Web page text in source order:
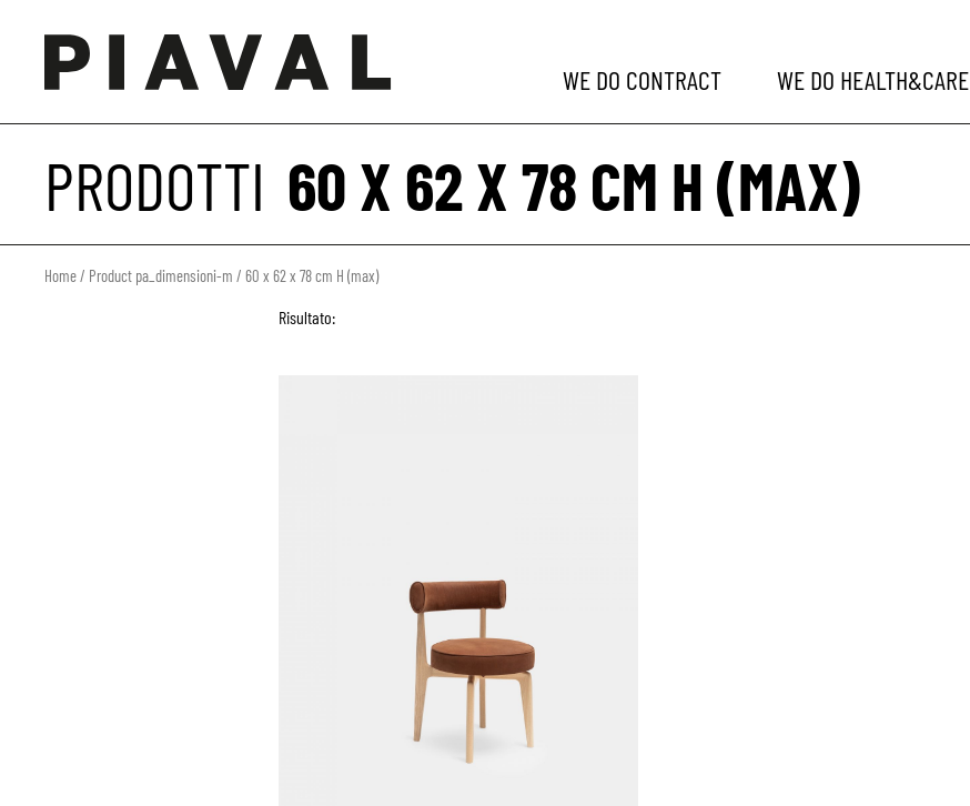
WE DO CONTRACT WE DO HEALTH&CARE
PRODOTTI 60 X 62 X 78 CM H (MAX)
Home/ Product pa_dimensioni-m / 60 x 62 x 78 cm H (max)
Risultato: